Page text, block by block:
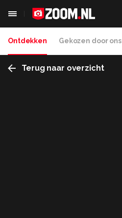
Ontdekken Gekozen door ons
Terug naar overzicht